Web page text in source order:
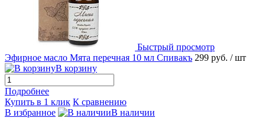
Быстрый просмотр
Эфирное масло Мята перечная 10 мл Спивакъ 299 руб. / шт
В корзину
Подробнее
Купить в 1 клик К сравнению
В избранное
В наличии